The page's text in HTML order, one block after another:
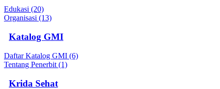
Edukasi (20)
Organisasi (13)
Katalog GMI
Daftar Katalog GMI (6)
Tentang Penerbit (1)
Krida Sehat